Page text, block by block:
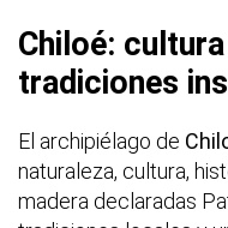
Chiloé:
tradiciones
El archipiélago de
naturaleza, cultura,
madera declaradas